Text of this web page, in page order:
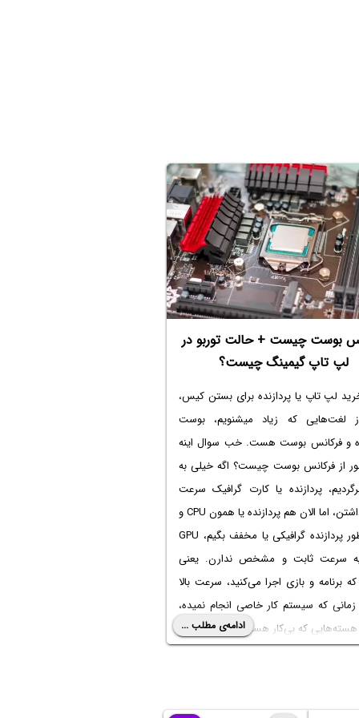
بوست چیست + حالت توربو در
لپ تاپ گیمینگ چیست؟
لپ تاپ یا پردازنده برای بستن کیس،
لغت‌هایی که زیاد میشنویم، بوست
و فرکانس بوست هست. خب سوال اینه
ازفرکانس بوست چیست؟ اگه خیلی به
پردازنده یا کارت گرافیک سرعت
ثابتی داشتن، اما الان هم پردازنده یا همون CPU و
همین‌طور پردازنده گرافیکی یا مخفف بگیم، GPU
سرعت ثابت و مشخص ندارن. یعنی
برنامه و بازی اجرا می‌کنید، سرعت بالا
زمانی که سیستم کار خاصی انجام نمیده،
که بی‌کار هست، کم میشه. این
شدن مصرف برق و باتری میشه و البته
ادامه‌ی مطلب ...